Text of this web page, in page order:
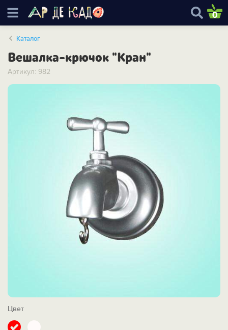
0
Каталог
Вешалка-крючок "Кран"
Артикул: 982
Цвет